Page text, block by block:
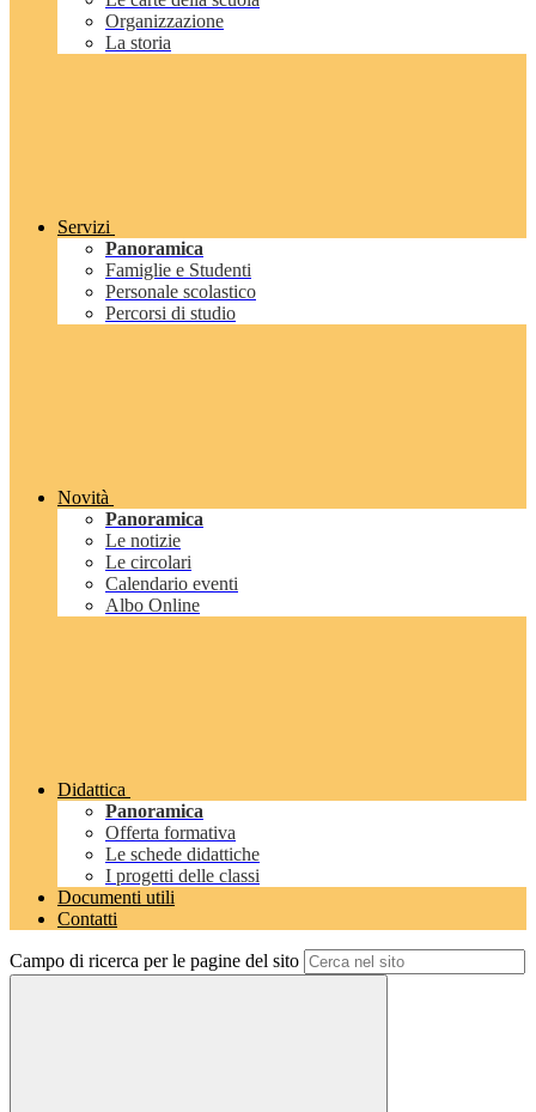
Organizzazione
La storia
Servizi
Panoramica
Famiglie e Studenti
Personale scolastico
Percorsi di studio
Novità
Panoramica
Le notizie
Le circolari
Calendario eventi
Albo Online
Didattica
Panoramica
Offerta formativa
Le schede didattiche
I progetti delle classi
Documenti utili
Contatti
Campo di ricerca per le pagine del sito